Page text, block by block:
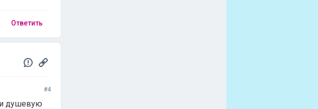
Ответить
#4
и душевую